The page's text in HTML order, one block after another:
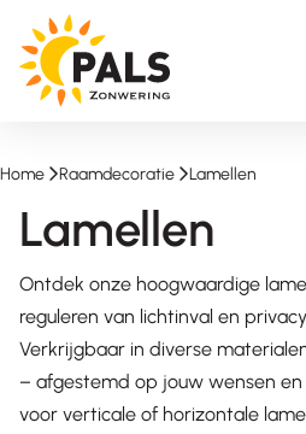
naar
Home -Raamdecoratie -Lamellen
Lamellen
Ontdek onze hoogwaardige
reguleren van lichtinval en
Verkrijgbaar in diverse
– afgestemd op jouw wensen en
voor verticale of horizontale